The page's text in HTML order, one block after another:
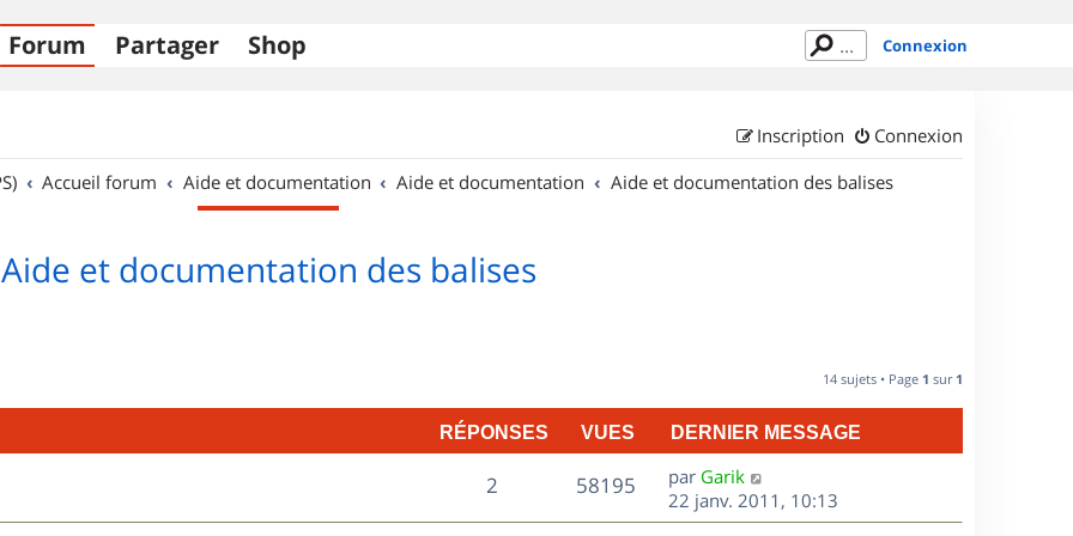
Forum Partager Shop Connexion
Connexion
Inscription
Accueil forum Aide et documentation Aide et documentation Aide et documentation des balises
Aide et documentation des balises
14 sujets • Page 1 sur 1
RÉPONSES VUES DERNIER MESSAGE
2R
é
58195V
u
D
e
r
par Garik
22 janv. 2011, 10:13